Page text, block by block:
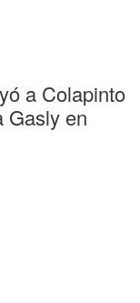
a Colapinto
Gasly en